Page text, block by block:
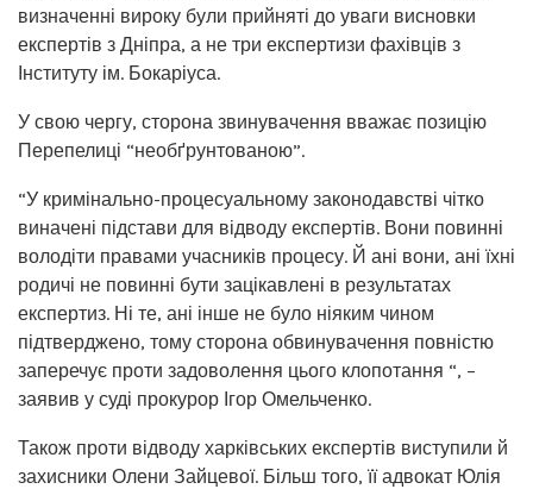
визначенні вироку були прийняті до уваги висновки
експертів з Дніпра, а не три експертизи фахівців з
Інституту ім. Бокаріуса.
У свою чергу, сторона звинувачення вважає позицію
Перепелиці “необґрунтованою”.
“У кримінально-процесуальному законодавстві чітко
виначені підстави для відводу експертів. Вони повинні
володіти правами учасників процесу. Й ані вони, ані їхні
родичі не повинні бути зацікавлені в результатах
експертиз. Ні те, ані інше не було ніяким чином
підтверджено, тому сторона обвинувачення повністю
заперечує проти задоволення цього клопотання “, –
заявив у суді прокурор Ігор Омельченко.
Також проти відводу харківських експертів виступили й
захисники Олени Зайцевої. Більш того, її адвокат Юлія